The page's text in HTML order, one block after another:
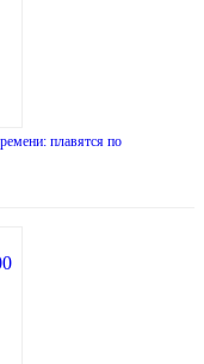
плавятся по